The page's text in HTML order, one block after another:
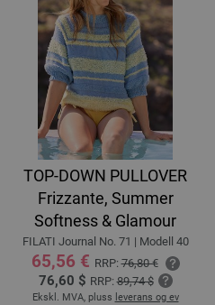
TOP-DOWN PULLOVER
Frizzante, Summer
Softness & Glamour
FILATI Journal No. 71 | Modell 40
65,56 € RRP:76,80 €
76,60 $ RRP:89,74 $
Ekskl. MVA, pluss leverans og ev